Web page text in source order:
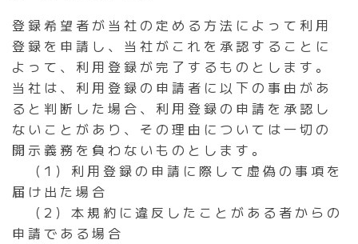
登録希望者が当社の定める方法によって利用
登録を申請し、当社がこれを承認することに
よって、利用登録が完了するものとします。
当社は、利用登録の申請者に以下の事由があ
ると判断した場合、利用登録の申請を承認し
ないことがあり、その理由については一切の
開示義務を負わないものとします。
（1）利用登録の申請に際して虚偽の事項を
届け出た場合
（2）本規約に違反したことがある者からの
申請である場合